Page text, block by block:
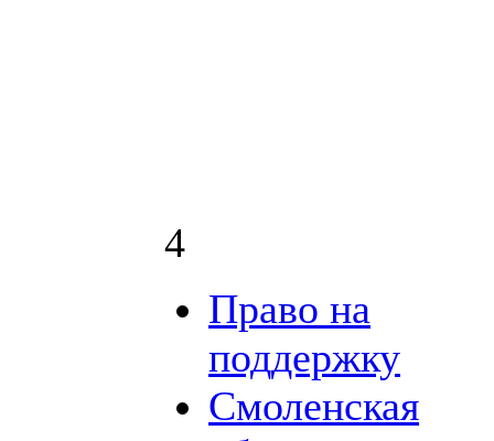
4
Право на
поддержку
Смоленская